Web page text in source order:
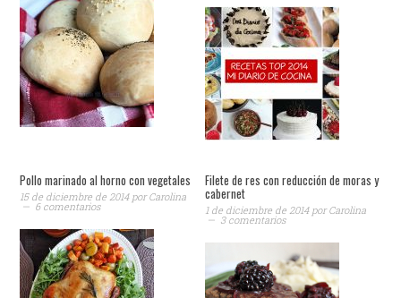
Pollo marinado al horno con vegetales
15 de diciembre de 2014porCarolina
6 comentarios
Filete de res con reducción de moras y
cabernet
1 de diciembre de 2014porCarolina
3 comentarios